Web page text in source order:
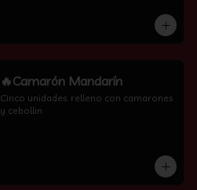
🔥Camarón Mandarín
Cinco unidades. relleno con camarones
y cebollin